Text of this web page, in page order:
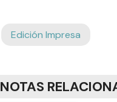
Edición Impresa
NOTAS